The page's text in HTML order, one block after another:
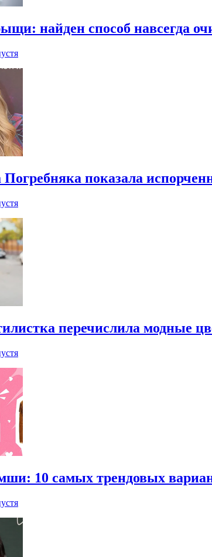
найден способ навсегда
показала
перечислила модные
10 самых трендовых